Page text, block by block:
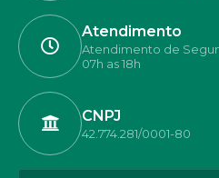
Atendimento
Atendimento de
07h as 18h
CNPJ
42.774.281/0001-80